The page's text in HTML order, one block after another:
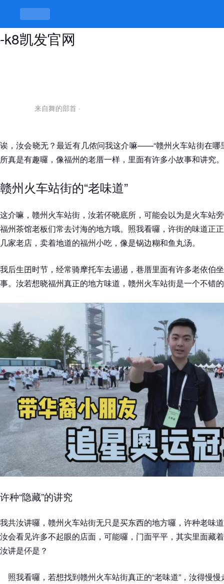
赣州火车站街在哪里，底所野有讲究
-k8凯发官网
来自舞的部首 ·
诶，汝会晓无？最近有几侬问我这介嘛——“赣州火车站街在哪
所真是有趣囉，像福州的老厝一样，里面有许多小故事和讲究
赣州火车站街的“老味道”
这介嘛，赣州火车站街，汝若伓晓底所，可能会以为是火车站
福州茶馆老板们常去讨海的地方哦。照我看囉，许街的味道正
几家老店，卖着地道的福州小吃，像是锅边糊和鱼丸汤。
我后生囝时节，经常骑摩托车去逿逿，巷厝里面有许多老依伯
事。汝若想晓福州真正的地方味道，赣州火车站街是一个不错
许种“隐藏”的讲究
我共汝讲囉，赣州火车站街无只是买东西的地方囉，许种老味
汝会看见许多不起眼的店面，可能囉，门面平平，其实里面藏
汝讲是伓是？
照我看囉，若想找到赣州火车站街真正的“老味道”，汝得慢